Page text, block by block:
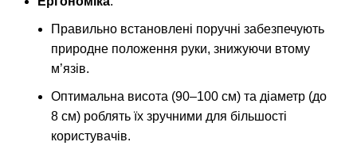
Правильно встановлені поручні забезпечують
природне положення руки, знижуючи втому
м’язів.
Оптимальна висота (90–100 см) та діаметр (до
8 см) роблять їх зручними для більшості
користувачів.